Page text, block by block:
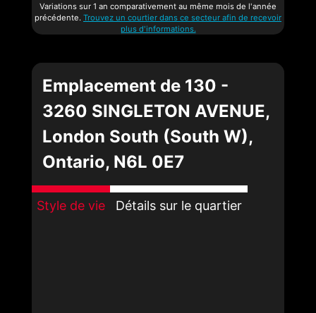
Variations sur 1 an comparativement au même mois de l'année
précédente. Trouvez un courtier dans ce secteur afin de recevoir
plus d'informations.
Emplacement de 130 -
3260 SINGLETON AVENUE,
London South (South W),
Ontario, N6L 0E7
Style de vie Détails sur le quartier